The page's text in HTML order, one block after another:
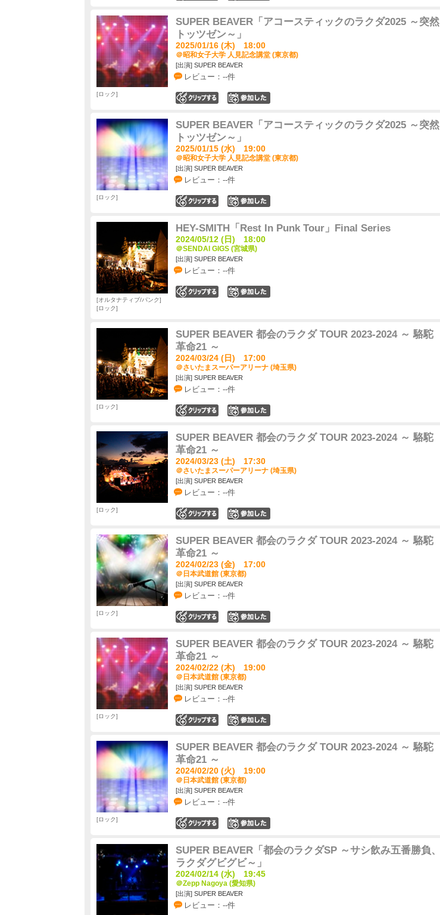
SUPER BEAVER「アコースティックのラクダ2025 ～突然
トッツゼン～」
2025/01/16 (木) 18:00
＠昭和女子大学 人見記念講堂 (東京都)
[出演] SUPER BEAVER
レビュー：--件
ロック
SUPER BEAVER「アコースティックのラクダ2025 ～突然
トッツゼン～」
2025/01/15 (水) 19:00
＠昭和女子大学 人見記念講堂 (東京都)
[出演] SUPER BEAVER
レビュー：--件
ロック
HEY-SMITH「Rest In Punk Tour」Final Series
2024/05/12 (日) 18:00
＠SENDAI GIGS (宮城県)
[出演] SUPER BEAVER
レビュー：--件
オルタナティブ/パンク
ロック
SUPER BEAVER 都会のラクダ TOUR 2023-2024 ～ 駱駝
革命21 ～
2024/03/24 (日) 17:00
＠さいたまスーパーアリーナ (埼玉県)
[出演] SUPER BEAVER
レビュー：--件
ロック
SUPER BEAVER 都会のラクダ TOUR 2023-2024 ～ 駱駝
革命21 ～
2024/03/23 (土) 17:30
＠さいたまスーパーアリーナ (埼玉県)
[出演] SUPER BEAVER
レビュー：--件
ロック
SUPER BEAVER 都会のラクダ TOUR 2023-2024 ～ 駱駝
革命21 ～
2024/02/23 (金) 17:00
＠日本武道館 (東京都)
[出演] SUPER BEAVER
レビュー：--件
ロック
SUPER BEAVER 都会のラクダ TOUR 2023-2024 ～ 駱駝
革命21 ～
2024/02/22 (木) 19:00
＠日本武道館 (東京都)
[出演] SUPER BEAVER
レビュー：--件
ロック
SUPER BEAVER 都会のラクダ TOUR 2023-2024 ～ 駱駝
革命21 ～
2024/02/20 (火) 19:00
＠日本武道館 (東京都)
[出演] SUPER BEAVER
レビュー：--件
ロック
SUPER BEAVER「都会のラクダSP ～サシ飲み五番勝負、
ラクダグビグビ～」
2024/02/14 (水) 19:45
＠Zepp Nagoya (愛知県)
[出演] SUPER BEAVER
レビュー：--件